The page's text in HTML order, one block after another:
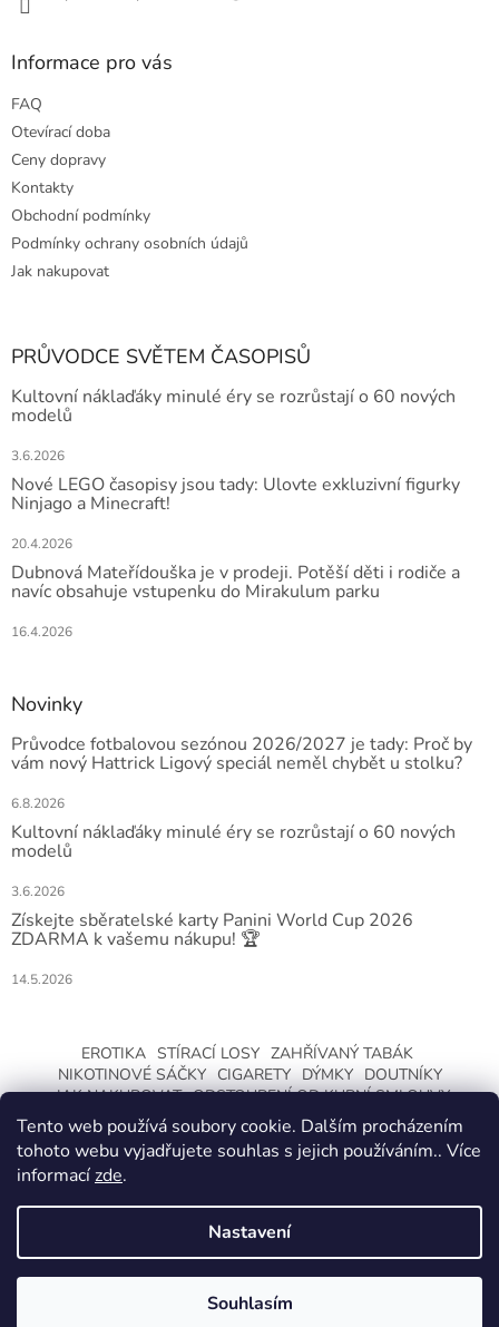
Tento web používá soubory cookie. Dalším procházením
tohoto webu vyjadřujete souhlas s jejich používáním.. Více
informacízde.
Nastavení
Souhlasím
VÍCE.
Informace pro vás
FAQ
Otevírací doba
Ceny dopravy
Kontakty
Obchodní podmínky
Podmínky ochrany osobních údajů
Jak nakupovat
PRŮVODCE SVĚTEM ČASOPISŮ
Kultovní náklaďáky minulé éry se rozrůstají o 60 nových
modelů
3.6.2026
Nové LEGO časopisy jsou tady: Ulovte exkluzivní figurky
Ninjago a Minecraft!
20.4.2026
Dubnová Mateřídouška je v prodeji. Potěší děti i rodiče a
navíc obsahuje vstupenku do Mirakulum parku
16.4.2026
Novinky
Průvodce fotbalovou sezónou 2026/2027 je tady: Proč by
vám nový Hattrick Ligový speciál neměl chybět u stolku?
6.8.2026
Kultovní náklaďáky minulé éry se rozrůstají o 60 nových
modelů
3.6.2026
Získejte sběratelské karty Panini World Cup 2026
ZDARMA k vašemu nákupu! 🏆
14.5.2026
EROTIKA STÍRACÍ LOSY ZAHŘÍVANÝ TABÁK
NIKOTINOVÉ SÁČKY CIGARETY DÝMKY
DOUTNÍKY
JAK NAKUPOVAT ODSTOUPENÍ OD KUPNÍ SMLOUVY
Vytvořil Shoptet
CeskaTrafika.com. Všechna práva vyhrazena.